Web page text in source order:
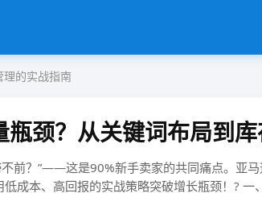
理的实战指南
颈？从关键词布局到
前？”——这是90%新手卖家的共同痛点。亚
成本、高回报的实战策略突破增长瓶颈！?